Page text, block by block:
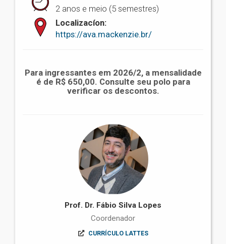
2 anos e meio (5 semestres)
Localizacíon:
https://ava.mackenzie.br/
Para ingressantes em 2026/2, a mensalidade
é de R$ 650,00. Consulte seu polo para
verificar os descontos.
Prof. Dr. Fábio Silva Lopes
Coordenador
CURRÍCULO LATTES